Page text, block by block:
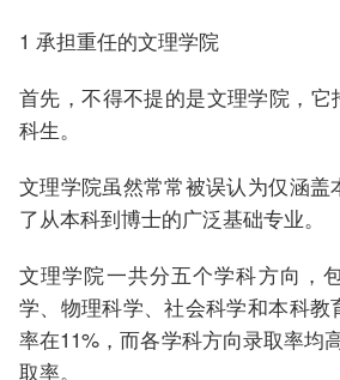
1 承担重任的文理学院
首先，不得不提的是文理学院，它
科生。
文理学院虽然常常被误认为仅涵盖
了从本科到博士的广泛基础专业。
文理学院一共分五个学科方向，
学、物理科学、社会科学和本科教
率在11%，而各学科方向录取率均
取率。